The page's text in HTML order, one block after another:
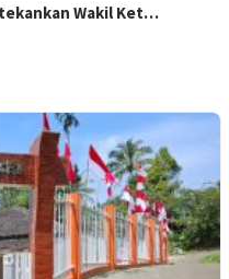
Wakil Ket…